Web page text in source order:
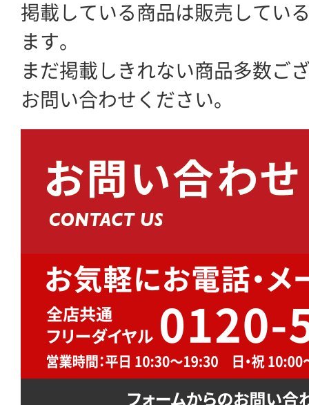
掲載している商品は販売してい
ます。
まだ掲載しきれない商品多数ご
お問い合わせください。